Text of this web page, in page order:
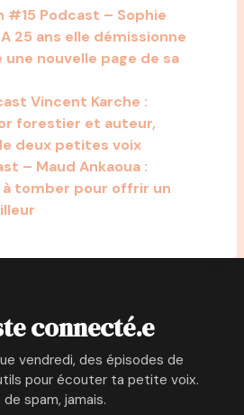
#15 Podcast – Sophie
25 ans elle démissionne
nouvelle page de sa
Vincent Karche :
forestier et auteur,
deux petites voix
– Maud Ankaoua :
tomber pour offrir un
connecté.e
vendredi, des épisodes de
pour écouter ta petite voix.
de spam, jamais.